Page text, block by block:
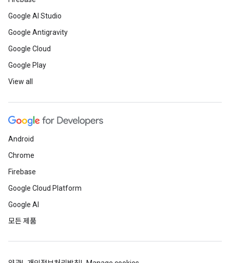
Google AI Studio
Google Antigravity
Google Cloud
Google Play
View all
Android
Chrome
Firebase
Google Cloud Platform
Google AI
모든 제품